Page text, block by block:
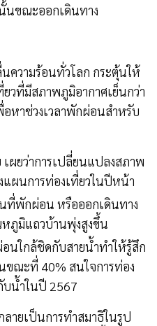
นขณะออกเดินทาง
ความร้อนทั่วโลก กระตุ้นให้
วที่มีสภาพภูมิอากาศเย็นกว่า
หาช่วงเวลาพักผ่อนสำหรับ
ผยว่าการเปลี่ยนแปลงสภาพ
แผนการท่องเที่ยวในปีหน้า
ที่พักผ่อน หรือออกเดินทาง
ภูมิแถวบ้านพุ่งสูงขึ้น
นใกล้ชิดกับสายน้ำทำให้รู้สึก
ณะที่ 40% สนใจการท่อง
น้ำในปี 2567
ลายเป็นการทำสมาธิในรูป